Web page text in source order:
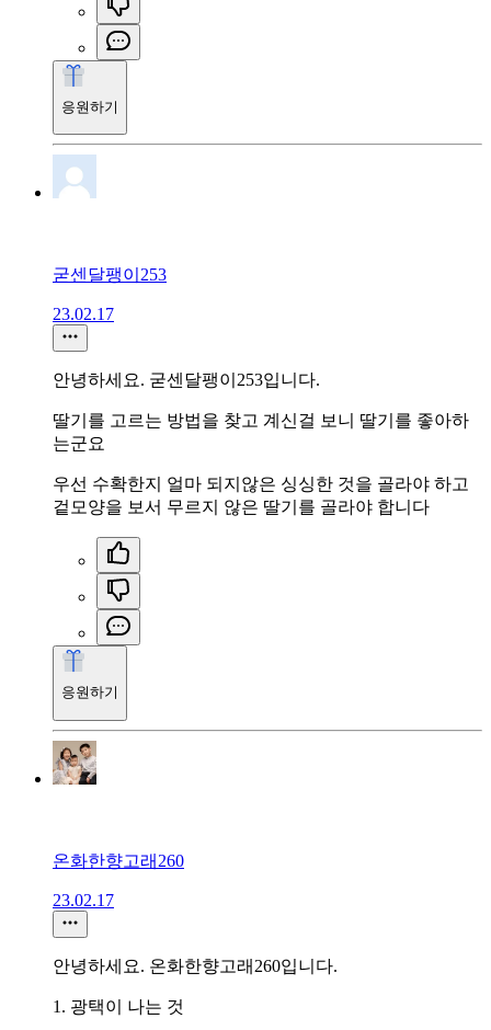
응원하기
굳센달팽이253
23.02.17
안녕하세요. 굳센달팽이253입니다.
딸기를 고르는 방법을 찾고 계신걸 보니 딸기를 좋아하
는군요
우선 수확한지 얼마 되지않은 싱싱한 것을 골라야 하고
겉모양을 보서 무르지 않은 딸기를 골라야 합니다
응원하기
온화한향고래260
23.02.17
안녕하세요. 온화한향고래260입니다.
1. 광택이 나는 것